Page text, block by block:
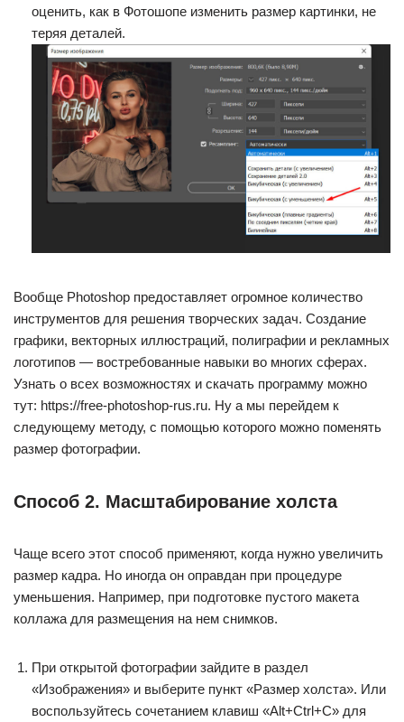
оценить, как в Фотошопе изменить размер картинки, не
теряя деталей.
Вообще Photoshop предоставляет огромное количество
инструментов для решения творческих задач. Создание
графики, векторных иллюстраций, полиграфии и рекламных
логотипов — востребованные навыки во многих сферах.
Узнать о всех возможностях и скачать программу можно
тут: https://free-photoshop-rus.ru. Ну а мы перейдем к
следующему методу, с помощью которого можно поменять
размер фотографии.
Способ 2. Масштабирование холста
Чаще всего этот способ применяют, когда нужно увеличить
размер кадра. Но иногда он оправдан при процедуре
уменьшения. Например, при подготовке пустого макета
коллажа для размещения на нем снимков.
При открытой фотографии зайдите в раздел
«Изображения» и выберите пункт «Размер холста». Или
воспользуйтесь сочетанием клавиш «Alt+Ctrl+C» для